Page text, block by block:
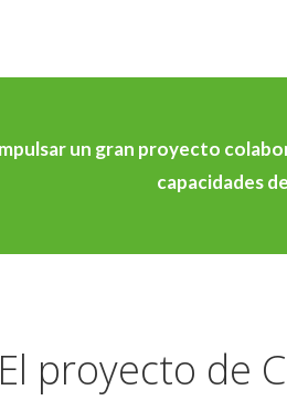
un gran proyecto
capacidades
El proyecto de